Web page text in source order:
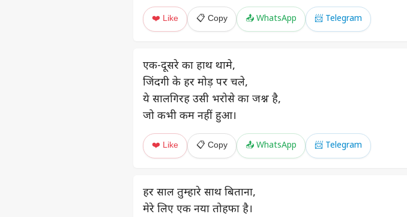
❤️ Like 📋 Copy 📤 WhatsApp 📨 Telegram
एक-दूसरे का हाथ थामे,
जिंदगी के हर मोड़ पर चले,
ये सालगिरह उसी भरोसे का जश्न है,
जो कभी कम नहीं हुआ।
❤️ Like 📋 Copy 📤 WhatsApp 📨 Telegram
हर साल तुम्हारे साथ बिताना,
मेरे लिए एक नया तोहफा है।